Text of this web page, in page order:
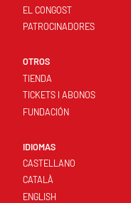
EL CONGOST
PATROCINADORES
OTROS
TIENDA
TICKETS I ABONOS
FUNDACIÓN
IDIOMAS
CASTELLANO
CATALÀ
ENGLISH